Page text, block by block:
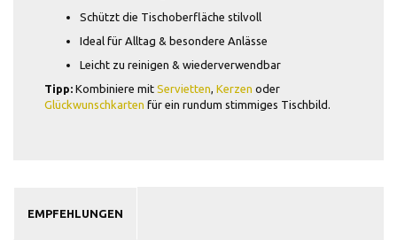
Schützt die Tischoberfläche stilvoll
Ideal für Alltag & besondere Anlässe
Leicht zu reinigen & wiederverwendbar
Tipp: Kombiniere mit Servietten, Kerzen oder
Glückwunschkarten für ein rundum stimmiges Tischbild.
EMPFEHLUNGEN